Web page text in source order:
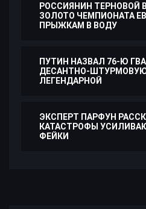
РОССИЯНИН ТЕРНОВОЙ
ЗОЛОТО ЧЕМПИОНАТА
ПРЫЖКАМ В ВОДУ
ПУТИН НАЗВАЛ 76-Ю
ДЕСАНТНО-
ЛЕГЕНДАРНОЙ
ЭКСПЕРТ ПАРФУН
КАТАСТРОФЫ
ФЕЙКИ